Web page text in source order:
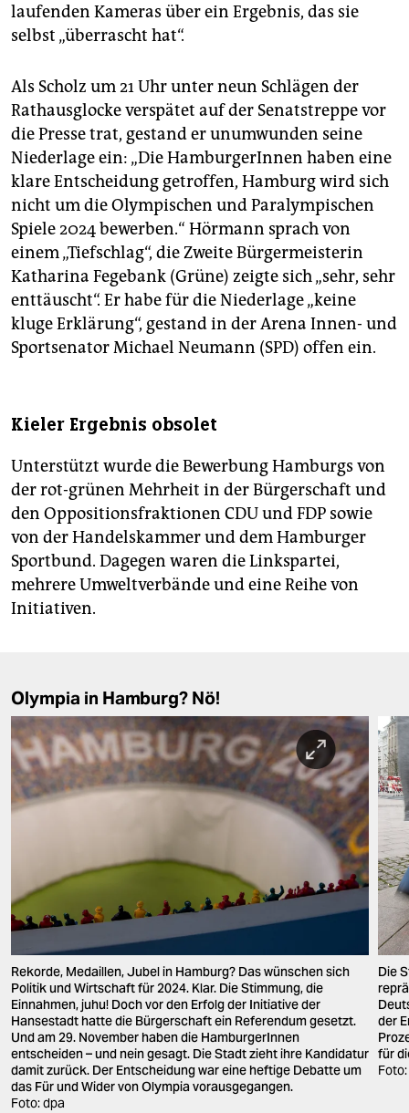
laufenden Kameras über ein Ergebnis, das sie
selbst „überrascht hat“.
Als Scholz um 21 Uhr unter neun Schlägen der
Rathausglocke verspätet auf der Senatstreppe vor
die Presse trat, gestand er unumwunden seine
Niederlage ein: „Die HamburgerInnen haben eine
klare Entscheidung getroffen, Hamburg wird sich
nicht um die Olympischen und Paralympischen
Spiele 2024 bewerben.“ Hörmann sprach von
einem „Tiefschlag“, die Zweite Bürgermeisterin
Katharina Fegebank (Grüne) zeigte sich „sehr, sehr
enttäuscht“. Er habe für die Niederlage „keine
kluge Erklärung“, gestand in der Arena Innen- und
Sportsenator Michael Neumann (SPD) offen ein.
Kieler Ergebnis obsolet
Unterstützt wurde die Bewerbung Hamburgs von
der rot-grünen Mehrheit in der Bürgerschaft und
den Oppositionsfraktionen CDU und FDP sowie
von der Handelskammer und dem Hamburger
Sportbund. Dagegen waren die Linkspartei,
mehrere Umweltverbände und eine Reihe von
Initiativen.
Olympia in Hamburg? Nö!
Rekorde, Medaillen, Jubel in Hamburg? Das wünschen sich
Politik und Wirtschaft für 2024. Klar. Die Stimmung, die
Einnahmen, juhu! Doch vor den Erfolg der Initiative der
Hansestadt hatte die Bürgerschaft ein Referendum gesetzt.
Und am 29. November haben die HamburgerInnen
entscheiden – und nein gesagt. Die Stadt zieht ihre Kandidatur
damit zurück. Der Entscheidung war eine heftige Debatte um
das Für und Wider von Olympia vorausgegangen.
Foto: dpa
Die
der
für